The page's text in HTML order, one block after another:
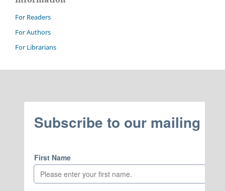
For Readers
For Authors
For Librarians